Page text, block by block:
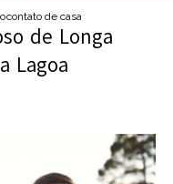
com alzheimer
contato de casa para idoso de
de Longa
Lagoa